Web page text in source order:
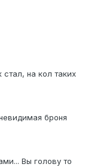
на кол таких
броня
Вы голову то